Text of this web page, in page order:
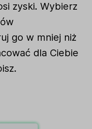
zyski. Wybierz
go w mniej niż
dla Ciebie